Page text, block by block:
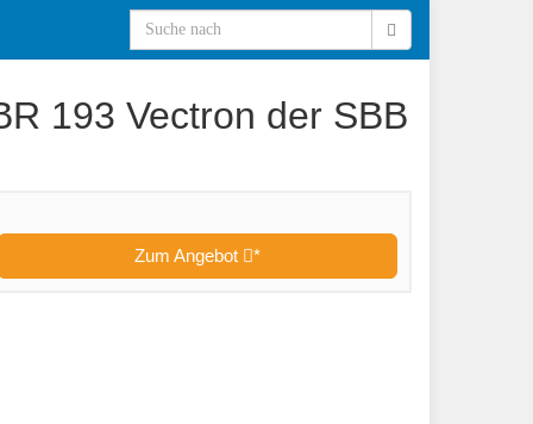
193 Vectron der SBB
Zum Angebot *